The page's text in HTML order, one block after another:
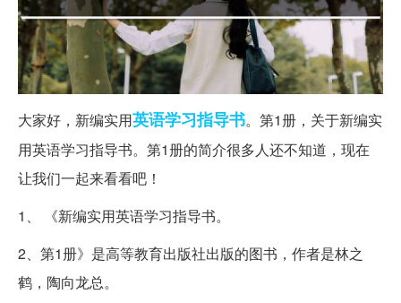
大家好，新编实用英语学习指导书。第1册，关于新编实
用英语学习指导书。第1册的简介很多人还不知道，现在
让我们一起来看看吧！
1、 《新编实用英语学习指导书。
2、第1册》是高等教育出版社出版的图书，作者是林之
鹤，陶向龙总。